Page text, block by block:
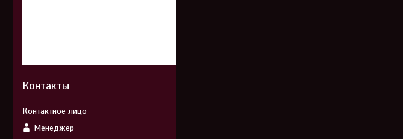
Контакты
Менеджер